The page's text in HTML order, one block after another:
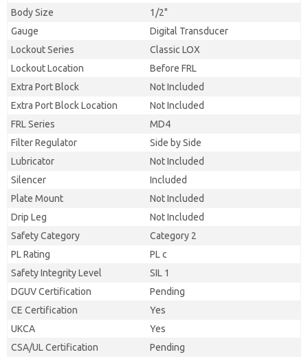
Body Size
1/2"
Gauge
Digital Transducer
Lockout Series
Classic LOX
Lockout Location
Before FRL
Extra Port Block
Not Included
Extra Port Block Location
Not Included
FRL Series
MD4
Filter Regulator
Side by Side
Lubricator
Not Included
Silencer
Included
Plate Mount
Not Included
Drip Leg
Not Included
Safety Category
Category 2
PL Rating
PL c
Safety Integrity Level
SIL 1
DGUV Certification
Pending
CE Certification
Yes
UKCA
Yes
CSA/UL Certification
Pending